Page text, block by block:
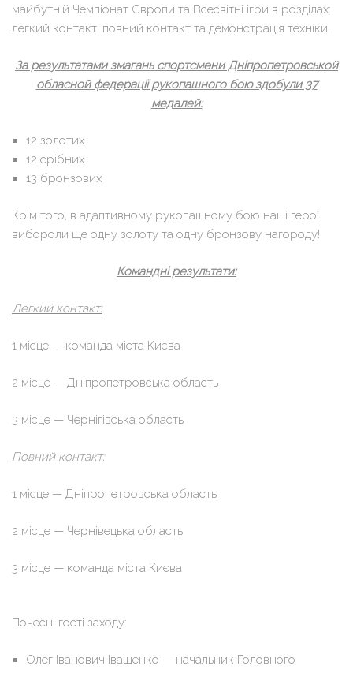
майбутній Чемпіонат Європи та Всесвітні ігри в розділах:
легкий контакт, повний контакт та демонстрація техніки.
За результатами змагань спортсмени Дніпропетровськой
обласной федерації рукопашного бою здобули 37
медалей:
12 золотих
12 срібних
13 бронзових
Крім того, в адаптивному рукопашному бою наші герої
вибороли ще одну золоту та одну бронзову нагороду!
Командні результати:
Легкий контакт:
1 місце — команда міста Києва
2 місце — Дніпропетровська область
3 місце — Чернігівська область
Повний контакт:
1 місце — Дніпропетровська область
2 місце — Чернівецька область
3 місце — команда міста Києва
Почесні гості заходу:
Олег Іванович Іващенко — начальник Головного